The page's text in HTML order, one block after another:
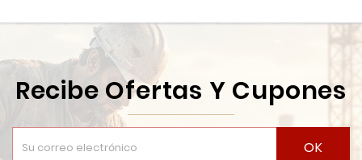
Recibe Ofertas Y Cupones
OK